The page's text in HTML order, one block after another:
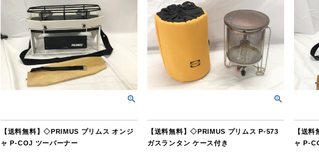
【送料無料】◇PRIMUS プリムス オンジ
ャ P-COJ ツーバーナー
【送料無料】◇PRIMUS プリムス P-573
ガスランタン ケース付き
【送
ャ P-